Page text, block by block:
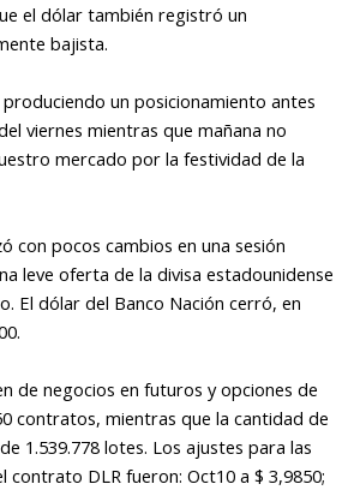
el dólar también registró un
bajista.
un posicionamiento antes
viernes mientras que mañana no
mercado por la festividad de la
con pocos cambios en una sesión
leve oferta de la divisa estadounidense
El dólar del Banco Nación cerró, en
de negocios en futuros y opciones de
contratos, mientras que la cantidad de
1.539.778 lotes. Los ajustes para las
contrato DLR fueron: Oct10 a $ 3,9850;